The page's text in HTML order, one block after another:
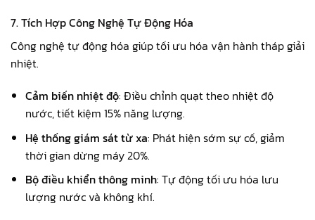
7. Tích Hợp Công Nghệ Tự Động Hóa
Công nghệ tự động hóa giúp tối ưu hóa vận hành tháp giải
nhiệt.
Cảm biến nhiệt độ: Điều chỉnh quạt theo nhiệt độ
nước, tiết kiệm 15% năng lượng.
Hệ thống giám sát từ xa: Phát hiện sớm sự cố, giảm
thời gian dừng máy 20%.
Bộ điều khiển thông minh: Tự động tối ưu hóa lưu
lượng nước và không khí.